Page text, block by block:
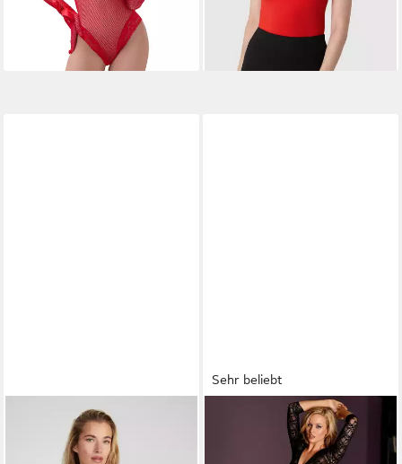
lieferbar - in 2-3 Werktagen bei dir lieferbar - in 3-4 Werktagen bei dir
STYLE REPUBLIC
Langarmbody
Sehr beliebt
PETITE FLEUR GOLD
Body-Ouvert Catsuit aus
leicht transparenter Spitze,